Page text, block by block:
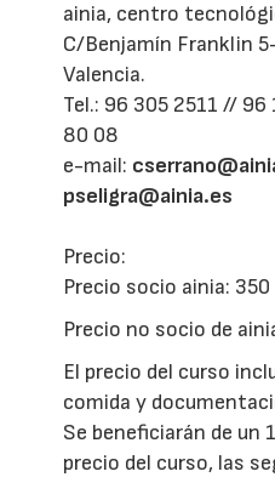
ainia, centro
C/Benjamín Franklin
Valencia.
Tel.: 96 305 2511 //
80 08
e-mail:
pseligra@ainia.es
Precio:
Precio socio ainia: 350
Precio no socio de
El precio del curso
comida y
Se beneficiarán de un
precio del curso, las